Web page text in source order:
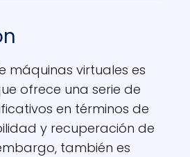
máquinas virtuales es
ofrece una serie de
en términos de
y recuperación de
también es